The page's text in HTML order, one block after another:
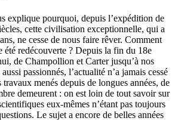
explique pourquoi, depuis l’expédition de
cette civilisation exceptionnelle, qui a
ne cesse de nous faire rêver. Comment
été redécouverte ? Depuis la fin du 18e
de Champollion et Carter jusqu’à nos
passionnés, l’actualité n’a jamais cessé
menés depuis de longues années, de
demeurent : on est loin de tout savoir sur
eux-mêmes n’étant pas toujours
Le sujet a encore de belles années